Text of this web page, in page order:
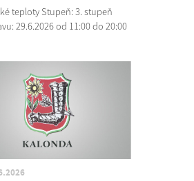
teploty Stupeň: 3. stupeň
29.6.2026 od 11:00 do 20:00